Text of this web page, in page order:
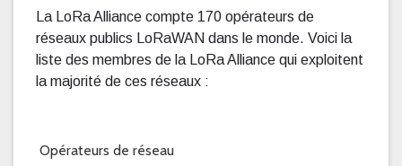
La LoRa Alliance compte 170 opérateurs de
réseaux publics LoRaWAN dans le monde. Voici la
liste des membres de la LoRa Alliance qui exploitent
la majorité de ces réseaux :
Opérateurs de réseau